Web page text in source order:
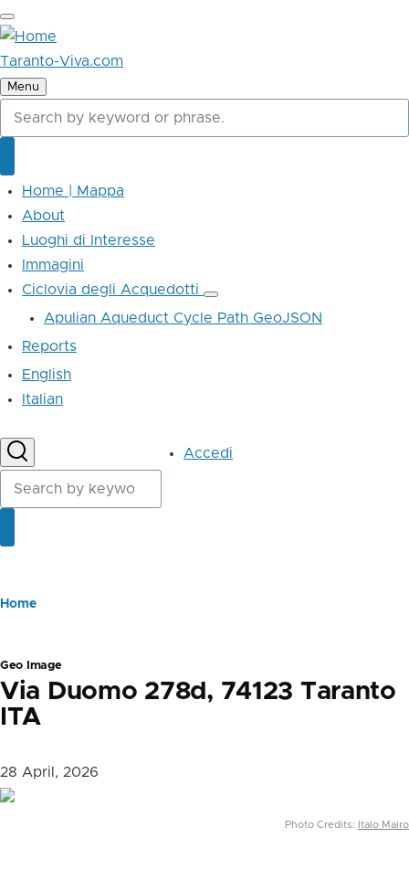
Skip
to
main
content
Taranto-Viva.com
Menu
Cerca
Main
navigation
Home | Mappa
About
Luoghi di Interesse
Immagini
Ciclovia degli Acquedotti
Ciclovia
degli
Acquedotti
Apulian Aqueduct Cycle Path GeoJSON
Reports
English
Italian
Cerca
UserAccedi
Briciole
pane
Home
Geo Image
Via Duomo 278d, 74123 Taranto
ITA
28 April, 2026
Photo Credits: Italo Mairo